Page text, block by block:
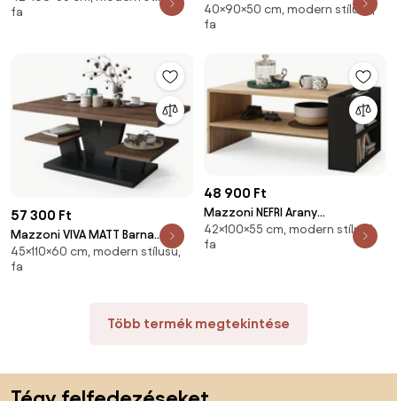
DOHÁNYZÓASZTAL
fa
Tölgy/Fehér - MODERN
DOHÁNYZÓASZTAL POLCCAL
40×90×50 cm, modern stílusú,
fa
57 300 Ft
Mazzoni VIVA MATT Barna
Tölgy/Fekete - MODERN
DOHÁNYZÓASZTAL POLCOKKAL
45×110×60 cm, modern stílusú,
fa
48 900 Ft
Mazzoni NEFRI Arany
Tölgy/Fekete Matt - MODERN
DOHÁNYZÓASZTAL
42×100×55 cm, modern stílusú,
fa
Több termék megtekintése